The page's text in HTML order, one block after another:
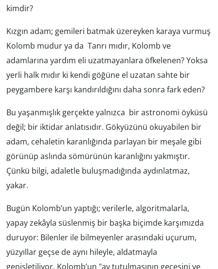
kimdir?
Kızgın adam; gemileri batmak üzereyken karaya vurmuş
Kolomb mudur ya da Tanrı mıdır, Kolomb ve
adamlarına yardım eli uzatmayanlara öfkelenen? Yoksa
yerli halk mıdır ki kendi göğüne el uzatan sahte bir
peygambere karşı kandırıldığını daha sonra fark eden?
Bu yaşanmışlık gerçekte yalnızca bir astronomi öyküsü
değil; bir iktidar anlatısıdır. Gökyüzünü okuyabilen bir
adam, cehaletin karanlığında parlayan bir meşale gibi
görünüp aslında sömürünün karanlığını yakmıştır.
Çünkü bilgi, adaletle buluşmadığında aydınlatmaz,
yakar.
Bugün Kolomb’un yaptığı; verilerle, algoritmalarla,
yapay zekâyla süslenmiş bir başka biçimde karşımızda
duruyor: Bilenler ile bilmeyenler arasındaki uçurum,
yüzyıllar geçse de aynı hileyle, aldatmayla
genişletiliyor. Kolomb’un "ay tutulmasının gecesini ve